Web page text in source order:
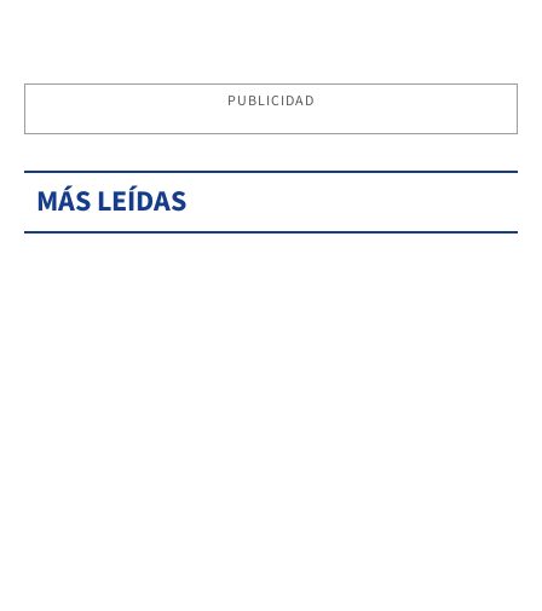
PUBLICIDAD
MÁS LEÍDAS